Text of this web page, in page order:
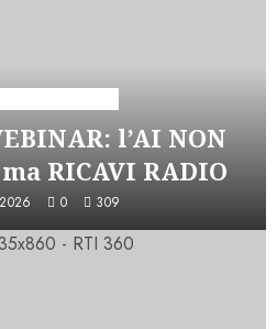
l’AI NON
RICAVI RADIO
0 309